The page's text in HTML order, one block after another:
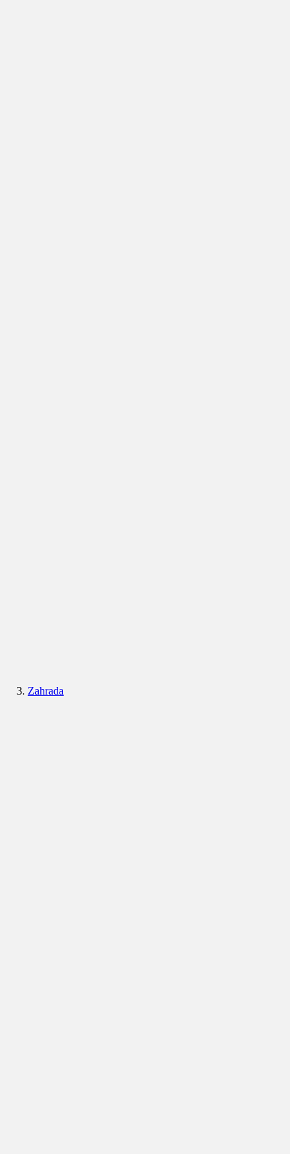
Zahrada